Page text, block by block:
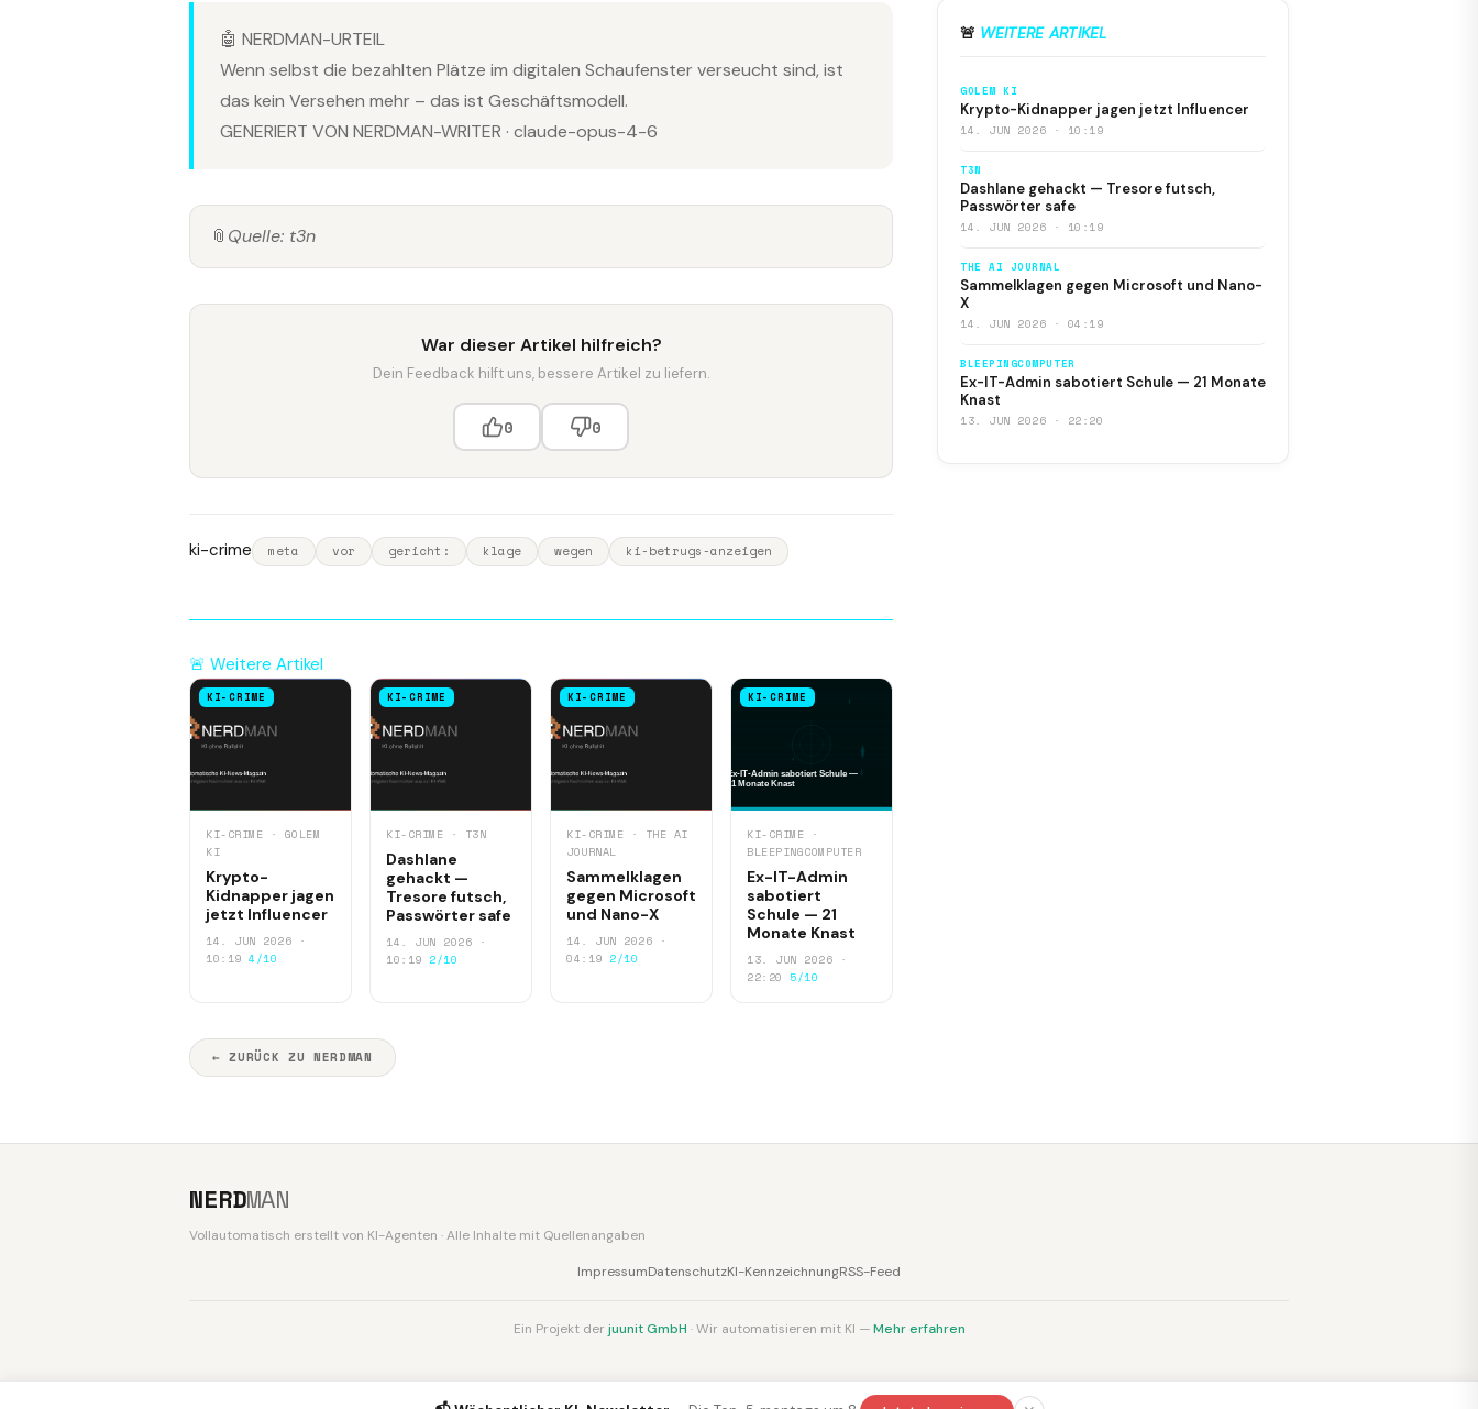
🤖 NERDMAN-URTEIL
Wenn selbst die bezahlten Plätze im digitalen Schaufenster verseucht sind, ist
das kein Versehen mehr – das ist Geschäftsmodell.
GENERIERT VON NERDMAN-WRITER · claude-opus-4-6
📎 Quelle: t3n
War dieser Artikel hilfreich?
Dein Feedback hilft uns, bessere Artikel zu liefern.
0 0
ki-crime meta vor gericht: klage wegen ki-betrugs-anzeigen
🚨 Weitere Artikel
KI-CRIME
KI-CRIME · GOLEM
KI
Krypto-
Kidnapper jagen
jetzt Influencer
14. JUN 2026 ·
10:19 4/10
KI-CRIME
KI-CRIME · T3N
Dashlane
gehackt —
Tresore futsch,
Passwörter safe
14. JUN 2026 ·
10:19 2/10
KI-CRIME
KI-CRIME · THE AI
JOURNAL
Sammelklagen
gegen Microsoft
und Nano-X
14. JUN 2026 ·
04:19 2/10
KI-CRIME
KI-CRIME ·
BLEEPINGCOMPUTER
Ex-IT-Admin
sabotiert
Schule — 21
Monate Knast
13. JUN 2026 ·
22:20 5/10
← ZURÜCK ZU NERDMAN
🚨 WEITERE ARTIKEL
GOLEM KI
Krypto-Kidnapper jagen jetzt Influencer
14. JUN 2026 · 10:19
T3N
Dashlane gehackt — Tresore futsch,
Passwörter safe
14. JUN 2026 · 10:19
THE AI JOURNAL
Sammelklagen gegen Microsoft und Nano-
X
14. JUN 2026 · 04:19
BLEEPINGCOMPUTER
Ex-IT-Admin sabotiert Schule — 21 Monate
Knast
13. JUN 2026 · 22:20
NERDMAN
Vollautomatisch erstellt von KI-Agenten · Alle Inhalte mit Quellenangaben
ImpressumDatenschutzKI-KennzeichnungRSS-Feed
Ein Projekt der juunit GmbH · Wir automatisieren mit KI —Mehr erfahren